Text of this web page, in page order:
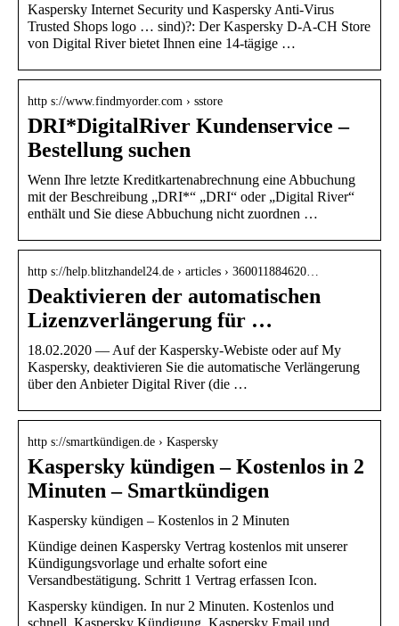
Kaspersky Internet Security und Kaspersky Anti-Virus
Trusted Shops logo … sind)?: Der Kaspersky D-A-CH Store
von Digital River bietet Ihnen eine 14-tägige …
http s://www.findmyorder.com › sstore
DRI*DigitalRiver Kundenservice –
Bestellung suchen
Wenn Ihre letzte Kreditkartenabrechnung eine Abbuchung
mit der Beschreibung „DRI*“ „DRI“ oder „Digital River“
enthält und Sie diese Abbuchung nicht zuordnen …
http s://help.blitzhandel24.de › articles › 360011884620…
Deaktivieren der automatischen
Lizenzverlängerung für …
18.02.2020 — Auf der Kaspersky-Webiste oder auf My
Kaspersky, deaktivieren Sie die automatische Verlängerung
über den Anbieter Digital River (die …
http s://smartkündigen.de › Kaspersky
Kaspersky kündigen – Kostenlos in 2
Minuten – Smartkündigen
Kaspersky kündigen – Kostenlos in 2 Minuten
Kündige deinen Kaspersky Vertrag kostenlos mit unserer
Kündigungsvorlage und erhalte sofort eine
Versandbestätigung. Schritt 1 Vertrag erfassen Icon.
Kaspersky kündigen. In nur 2 Minuten. Kostenlos und
schnell. Kaspersky Kündigung, Kaspersky Email und